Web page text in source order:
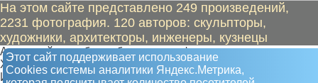
На этом сайте представлено 249 произведений,
2231 фотография. 120 авторов: скульпторы,
художники, архитекторы, инженеры, кузнецы
Этот сайт поддерживает использование
Сookies системы аналитики Яндекс.Метрика,
Автор сайта глубоко убежден, что фантазия настоящего
Художника не нуждается в побочной стимуляции!
И пусть аллюзии и ассоциации творцов не всегда доступны